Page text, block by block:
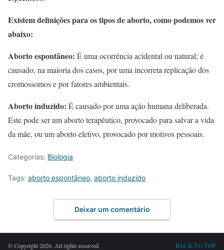
Existem definições para os tipos de aborto, como podemos ver
abaixo:
Aborto espontâneo: É uma ocorrência acidental ou natural; é
causado, na maioria dos casos, por uma incorreta replicação dos
cromossomos e por fatores ambientais.
Aborto induzido: É causado por uma ação humana deliberada.
Este pode ser um aborto terapêutico, provocado para salvar a vida
da mãe, ou um aborto eletivo, provocado por motivos pessoais.
Categorias: Biologia
Tags: aborto espontâneo, aborto induzido
Deixar um comentário
© Copyright 2026. All rights reserved. BACK TO TOP